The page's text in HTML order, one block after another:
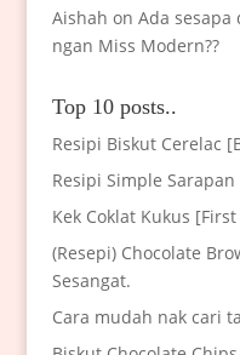
Aishah on Ada sesapa
ngan Miss Modern??
Top 10 posts..
Resipi Biskut Cerelac
Resipi Simple Sarapan
Kek Coklat Kukus
(Resepi) Chocolate
Sesangat.
Cara mudah nak cari